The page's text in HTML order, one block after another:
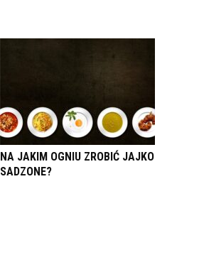
NA JAKIM OGNIU ZROBIĆ JAJKO
SADZONE?